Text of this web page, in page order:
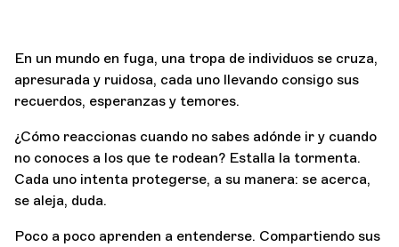
En un mundo en fuga, una tropa de individuos se cruza,
apresurada y ruidosa, cada uno llevando consigo sus
recuerdos, esperanzas y temores.
¿Cómo reaccionas cuando no sabes adónde ir y cuando
no conoces a los que te rodean? Estalla la tormenta.
Cada uno intenta protegerse, a su manera: se acerca,
se aleja, duda.
Poco a poco aprenden a entenderse. Compartiendo sus